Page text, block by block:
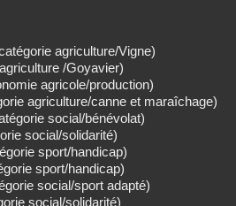
agriculture/Vigne)
/Goyavier)
agricole/production)
agriculture/canne et maraîchage)
social/bénévolat)
social/solidarité)
sport/handicap)
sport/handicap)
social/sport adapté)
social/solidarité)